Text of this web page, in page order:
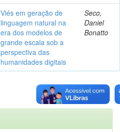
Viés em geração de
linguagem natural na
era dos modelos de
grande escala sob a
perspectiva das
humanidades digitais
Seco,
Daniel
Bonatto